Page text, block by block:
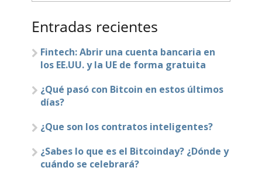
Entradas recientes
Fintech: Abrir una cuenta bancaria en
los EE.UU. y la UE de forma gratuita
¿Qué pasó con Bitcoin en estos últimos
días?
¿Que son los contratos inteligentes?
¿Sabes lo que es el Bitcoinday? ¿Dónde y
cuándo se celebrará?